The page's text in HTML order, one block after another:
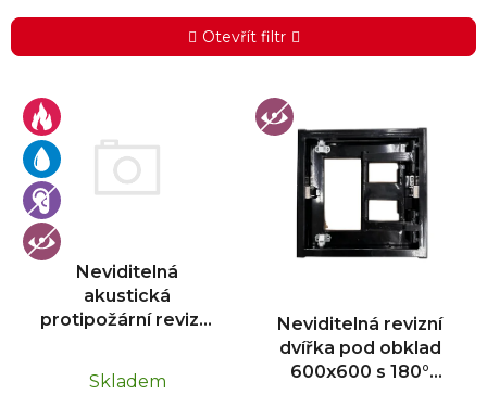
Otevřít filtr
ý
p
s
p
Neviditelná
akustická
protipožární revizní
Skladem
Neviditelná revizní
dvířka pod obklad
600x600 s 180°